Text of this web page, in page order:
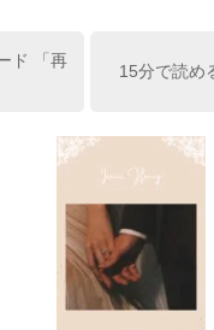
ド 「再
15分で読め